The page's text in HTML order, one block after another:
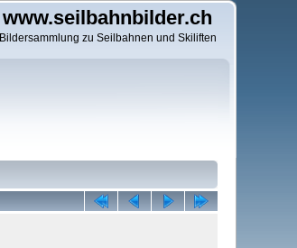
www.seilbahnbilder.ch
Bildersammlung zu Seilbahnen und Skiliften